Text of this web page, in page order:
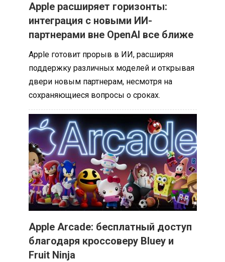
Apple расширяет горизонты:
интеграция с новыми ИИ-
партнерами вне OpenAI все ближе
Apple готовит прорыв в ИИ, расширяя
поддержку различных моделей и открывая
двери новым партнерам, несмотря на
сохраняющиеся вопросы о сроках.
Apple Arcade: бесплатный доступ
благодаря кроссоверу Bluey и
Fruit Ninja